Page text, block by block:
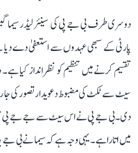
دوسری طرف بی جے پی کی سینئر لیڈر سیما
پارٹی کے سبھی عہدوں سے استعفیٰ دے
تقسیم کرنے میں تنظیم کو نظر انداز کیا
سیٹ سے ٹکٹ کی مضبوط دعویدار تصور کی جا
دی۔ بی جے پی نے اس سیٹ سے جے جے پی
میں اتارا ہے۔ یہی وجہ ہے کہ سیما نے بی جے